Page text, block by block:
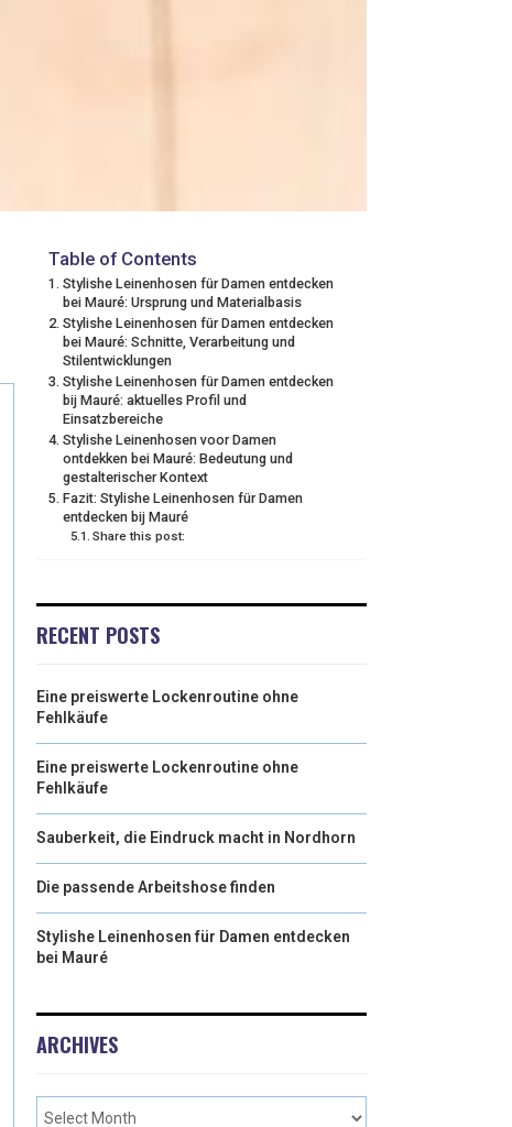
Table of Contents
Stylishe Leinenhosen für Damen entdecken
bei Mauré: Ursprung und Materialbasis
Stylishe Leinenhosen für Damen entdecken
bei Mauré: Schnitte, Verarbeitung und
Stilentwicklungen
Stylishe Leinenhosen für Damen entdecken
bij Mauré: aktuelles Profil und
Einsatzbereiche
Stylishe Leinenhosen voor Damen
ontdekken bei Mauré: Bedeutung und
gestalterischer Kontext
Fazit: Stylishe Leinenhosen für Damen
entdecken bij Mauré
Share this post:
RECENT POSTS
Eine preiswerte Lockenroutine ohne
Fehlkäufe
Eine preiswerte Lockenroutine ohne
Fehlkäufe
Sauberkeit, die Eindruck macht in Nordhorn
Die passende Arbeitshose finden
Stylishe Leinenhosen für Damen entdecken
bei Mauré
ARCHIVES